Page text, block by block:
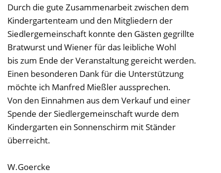
Durch die gute Zusammenarbeit zwischen dem
Kindergartenteam und den Mitgliedern der
Siedlergemeinschaft konnte den Gästen gegrillte
Bratwurst und Wiener für das leibliche Wohl
bis zum Ende der Veranstaltung gereicht werden.
Einen besonderen Dank für die Unterstützung
möchte ich Manfred Mießler aussprechen.
Von den Einnahmen aus dem Verkauf und einer
Spende der Siedlergemeinschaft wurde dem
Kindergarten ein Sonnenschirm mit Ständer
überreicht.
W.Goercke